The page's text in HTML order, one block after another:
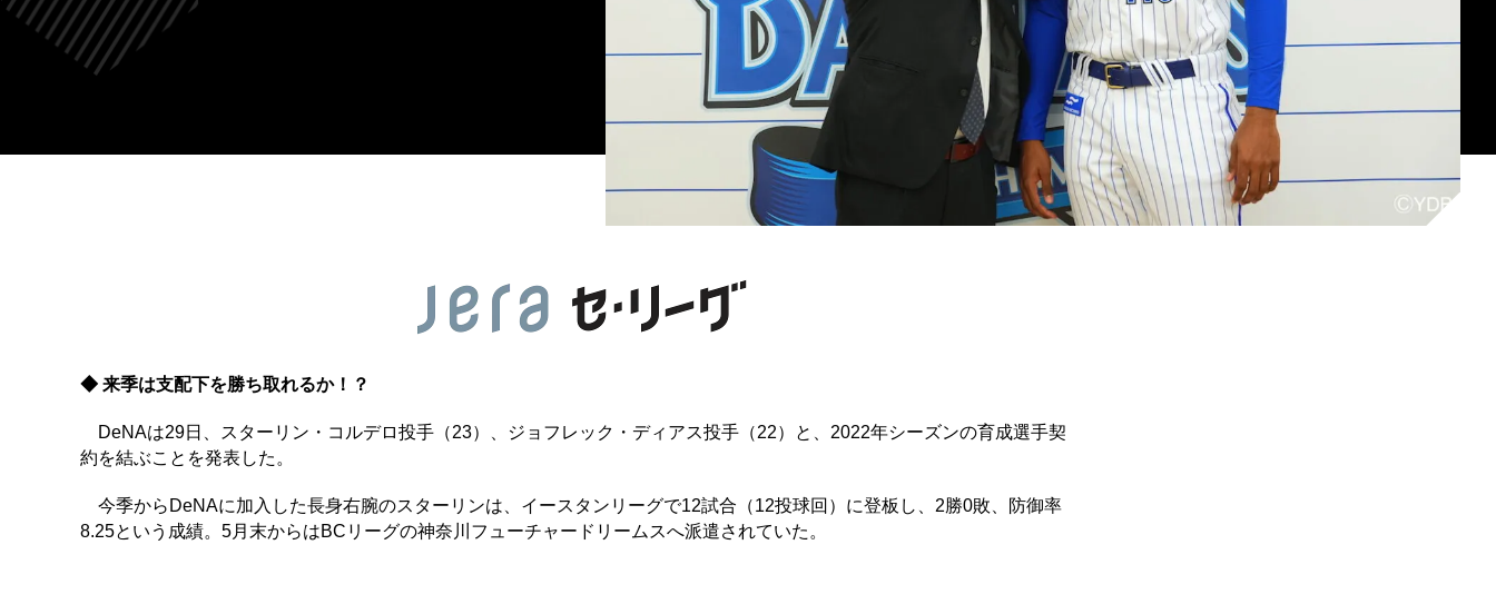
◆ 来季は支配下を勝ち取れるか！？
DeNAは29日、スターリン・コルデロ投手（23）、ジョフレック・ディアス投手（22）と、2022年シーズンの育成選手契
約を結ぶことを発表した。
今季からDeNAに加入した長身右腕のスターリンは、イースタンリーグで12試合（12投球回）に登板し、2勝0敗、防御率
8.25という成績。5月末からはBCリーグの神奈川フューチャードリームスへ派遣されていた。